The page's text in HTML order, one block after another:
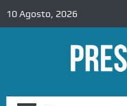
10 Agosto, 2026